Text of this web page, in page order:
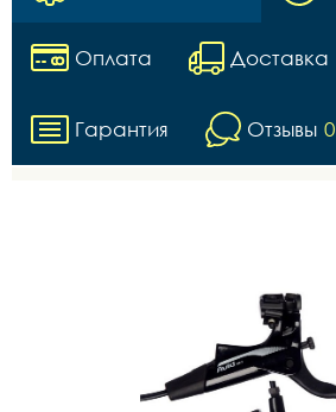
Оплата Доставка
Гарантия Отзывы 0